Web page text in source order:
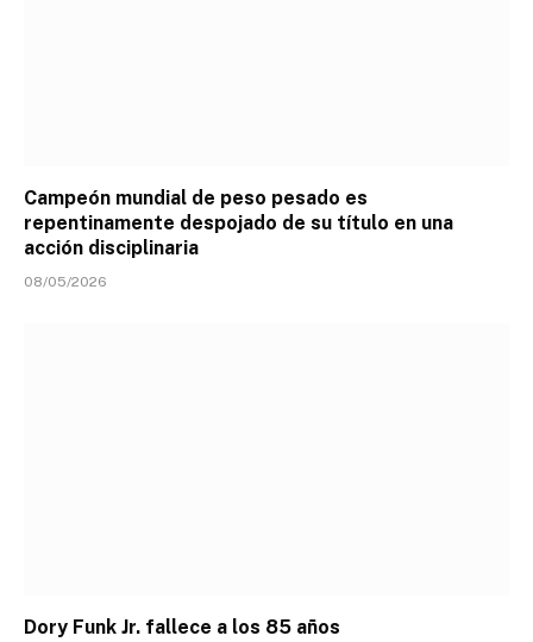
Campeón mundial de peso pesado es
repentinamente despojado de su título en una
acción disciplinaria
08/05/2026
Dory Funk Jr. fallece a los 85 años